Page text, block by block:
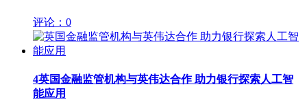
评论：0
4英国金融监管机构与英伟达合作 助力银行探索人工智
能应用